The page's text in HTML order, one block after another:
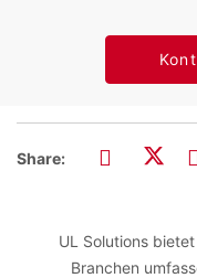
Share:
UL Solutions
Branchen